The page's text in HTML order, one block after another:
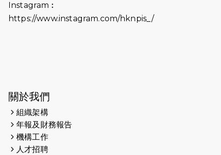
2026-06-11
猛龍長跑隊恆常練習 - 6月11日（19:00
2026-05-28
2026-05-22
2026-05-21
Instagram︰
https://www.instagram.com/hknpis_/
關於我們
組織架構
年報及財務報告
機構工作
人才招聘